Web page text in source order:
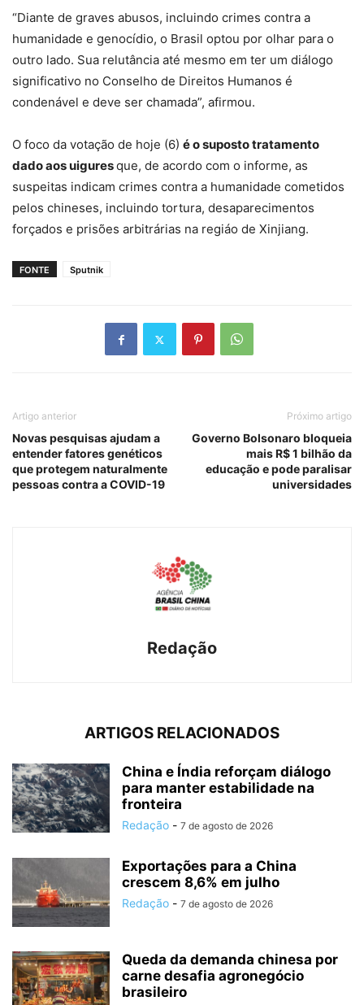
“Diante de graves abusos, incluindo crimes contra a
humanidade e genocídio, o Brasil optou por olhar para o
outro lado. Sua relutância até mesmo em ter um diálogo
significativo no Conselho de Direitos Humanos é
condenável e deve ser chamada”, afirmou.
O foco da votação de hoje (6) é o suposto tratamento
dado aos uiguresque, de acordo com o informe, as
suspeitas indicam crimes contra a humanidade cometidos
pelos chineses, incluindo tortura, desaparecimentos
forçados e prisões arbitrárias na regiáo de Xinjiang.
FONTE Sputnik
Artigo anterior
Novas pesquisas ajudam a
entender fatores genéticos
que protegem naturalmente
pessoas contra a COVID-19
Próximo artigo
Governo Bolsonaro bloqueia
mais R$ 1 bilhão da
educação e pode paralisar
universidades
Redação
ARTIGOS RELACIONADOS
China e Índia reforçam diálogo
para manter estabilidade na
fronteira
Redação - 7 de agosto de 2026
Exportações para a China
crescem 8,6% em julho
Redação - 7 de agosto de 2026
Queda da demanda chinesa por
carne desafia agronegócio
brasileiro